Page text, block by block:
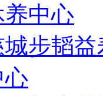
中心
步韬益
心